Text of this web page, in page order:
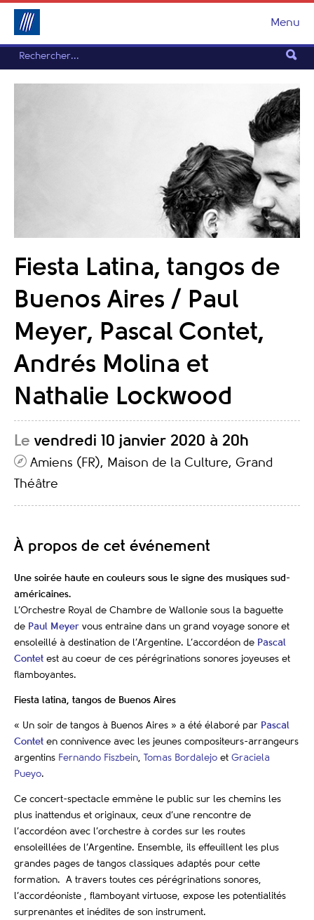
Menu
Fiesta Latina, tangos de
Buenos Aires / Paul
Meyer, Pascal Contet,
Andrés Molina et
Nathalie Lockwood
Le vendredi 10 janvier 2020 à 20h
Amiens (FR), Maison de la Culture, Grand
Théâtre
À propos de cet événement
Une soirée haute en couleurs sous le signe des musiques sud-
américaines.
L’Orchestre Royal de Chambre de Wallonie sous la baguette
de Paul Meyer vous entraine dans un grand voyage sonore et
ensoleillé à destination de l’Argentine. L’accordéon de Pascal
Contet est au coeur de ces pérégrinations sonores joyeuses et
flamboyantes.
Fiesta latina, tangos de Buenos Aires
« Un soir de tangos à Buenos Aires » a été élaboré par Pascal
Contet en connivence avec les jeunes compositeurs-arrangeurs
argentins Fernando Fiszbein, Tomas Bordalejo et Graciela
Pueyo.
Ce concert-spectacle emmène le public sur les chemins les
plus inattendus et originaux, ceux d’une rencontre de
l’accordéon avec l’orchestre à cordes sur les routes
ensoleillées de l’Argentine. Ensemble, ils effeuillent les plus
grandes pages de tangos classiques adaptés pour cette
formation. A travers toutes ces pérégrinations sonores,
l’accordéoniste , flamboyant virtuose, expose les potentialités
surprenantes et inédites de son instrument.